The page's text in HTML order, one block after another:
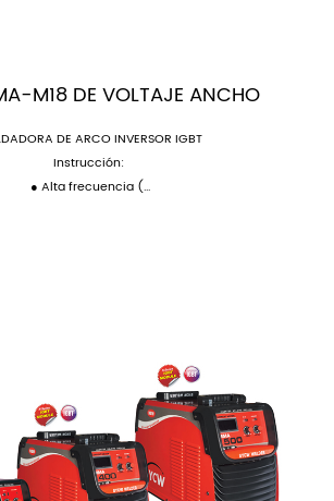
M18 DE VOLTAJE ANCHO
DE ARCO INVERSOR IGBT
Instrucción:
● Alta frecuencia (...